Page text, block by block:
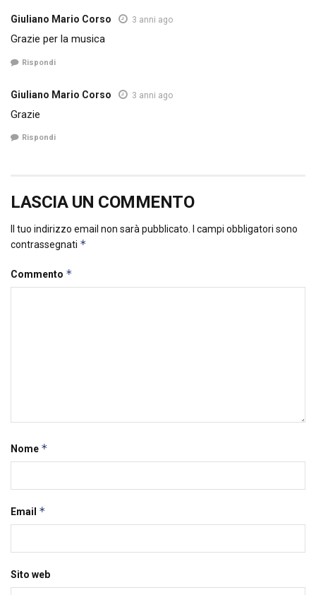
Giuliano Mario Corso 3 anni ago
Grazie per la musica
Rispondi
Giuliano Mario Corso 3 anni ago
Grazie
Rispondi
LASCIA UN COMMENTO
Il tuo indirizzo email non sarà pubblicato.
I campi obbligatori sono
contrassegnati *
Commento *
Nome *
Email *
Sito web